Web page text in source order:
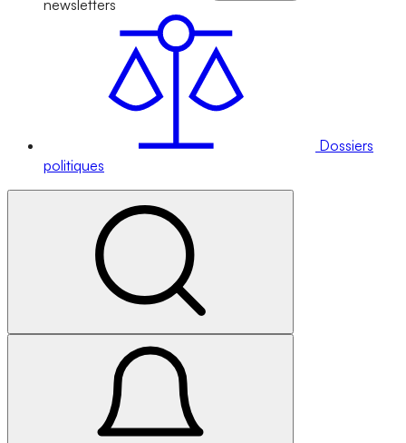
newsletters
Dossiers
politiques